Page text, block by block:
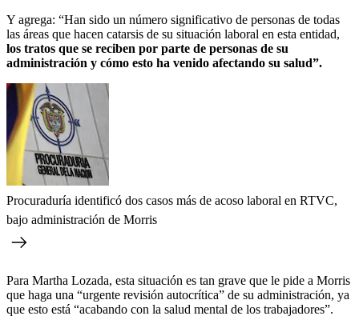
Y agrega: “Han sido un número significativo de personas de todas
las áreas que hacen catarsis de su situación laboral en esta entidad,
los tratos que se reciben por parte de personas de su
administración y cómo esto ha venido afectando su salud”.
Procuraduría identificó dos casos más de acoso laboral en RTVC,
bajo administración de Morris
Para Martha Lozada, esta situación es tan grave que le pide a Morris
que haga una “urgente revisión autocrítica” de su administración, ya
que esto está “acabando con la salud mental de los trabajadores”.